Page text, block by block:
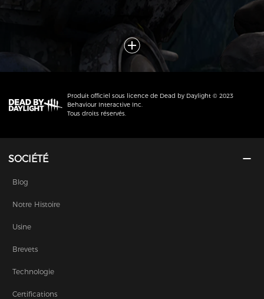
Produit officiel sous licence de Dead by Daylight © 2023
Behaviour Interactive Inc.
Tous droits réservés.
SOCIÉTÉ
Blog
Notre Histoire
Usine
Brevets
Technologie
Certifications